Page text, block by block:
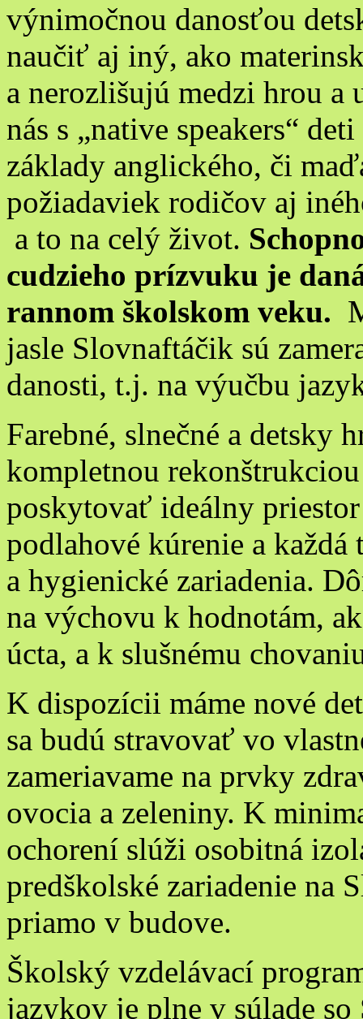
výnimočnou danosťou
naučiť aj iný, ako
a nerozlišujú medzi hrou a
nás s „native speakers“
základy anglického, či
požiadaviek rodičov aj
a to na celý život.
cudzieho prízvuku je
rannom školskom veku.
jasle Slovnaftáčik sú
danosti, t.j. na výučbu
Farebné, slnečné a detsky
kompletnou
poskytovať ideálny
podlahové kúrenie a každá
a hygienické zariadenia.
na výchovu k hodnotám,
úcta, a k slušnému
K dispozícii máme nové
sa budú stravovať vo
zameriavame na prvky
ovocia a zeleniny. K
ochorení slúži osobitná
predškolské zariadenie na
priamo v budove.
Školský vzdelávací
jazykov je plne v súlade